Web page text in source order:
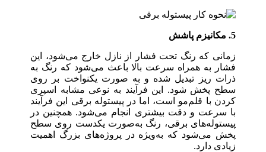
5. مکانیزم پاشش
زمانی که رنگ تحت فشار از نازل خارج می‌شود، این
فشار به همراه سرعت بالا باعث می‌شود که رنگ به
ذرات ریز تبدیل شده و به صورت یکنواخت بر روی
سطح پخش شود. این فرآیند به نوعی مشابه اسپری
کردن با قلم‌مو است، اما در پیستوله برقی این فرآیند
با سرعت و دقت بیشتری انجام می‌شود. همچنین در
پیستوله‌های برقی، رنگ به‌صورت یکدست روی سطح
پخش می‌شود که به‌ویژه در پروژه‌های بزرگ اهمیت
زیادی دارد.